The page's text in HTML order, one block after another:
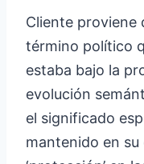
Cliente proviene
término político
estaba bajo la
evolución
el significado
mantenido en